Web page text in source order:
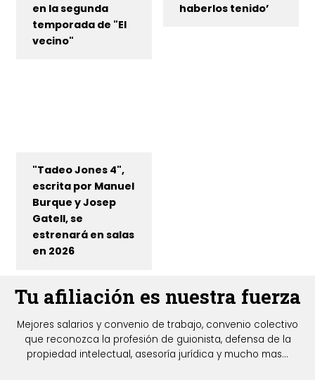
en la segunda
temporada de "El
vecino"
haberlos tenido’
"Tadeo Jones 4",
escrita por Manuel
Burque y Josep
Gatell, se
estrenará en salas
en 2026
Tu afiliación es nuestra fuerza
Mejores salarios y convenio de trabajo, convenio colectivo
que reconozca la profesión de guionista, defensa de la
propiedad intelectual, asesoría jurídica y mucho mas...